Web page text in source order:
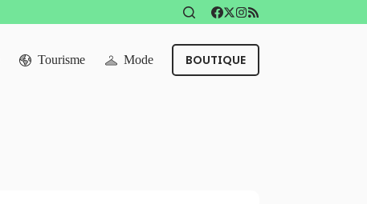
Tourisme Mode BOUTIQUE